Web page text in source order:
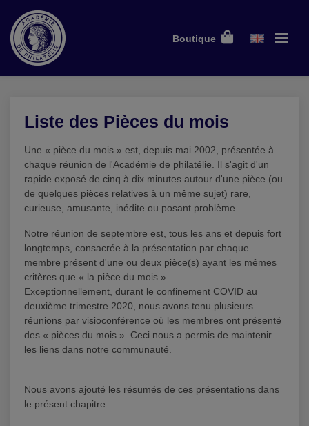
Boutique
Liste des Pièces du mois
Une « pièce du mois » est, depuis mai 2002, présentée à
chaque réunion de l'Académie de philatélie. Il s'agit d'un
rapide exposé de cinq à dix minutes autour d'une pièce (ou
de quelques pièces relatives à un même sujet) rare,
curieuse, amusante, inédite ou posant problème.
Notre réunion de septembre est, tous les ans et depuis fort
longtemps, consacrée à la présentation par chaque
membre présent d'une ou deux pièce(s) ayant les mêmes
critères que « la pièce du mois ».
Exceptionnellement, durant le confinement COVID au
deuxième trimestre 2020, nous avons tenu plusieurs
réunions par visioconférence où les membres ont présenté
des « pièces du mois ». Ceci nous a permis de maintenir
les liens dans notre communauté.
Nous avons ajouté les résumés de ces présentations dans
le présent chapitre.